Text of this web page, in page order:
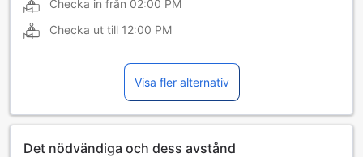
Checka in från 02:00 PM
Checka ut till 12:00 PM
Visa fler alternativ
Det nödvändiga och dess avstånd